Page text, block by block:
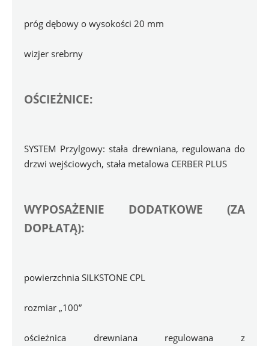
próg dębowy o wysokości 20 mm
wizjer srebrny
OŚCIEŻNICE:
SYSTEM Przylgowy: stała drewniana, regulowana do
drzwi wejściowych, stała metalowa CERBER PLUS
WYPOSAŻENIE DODATKOWE (ZA
DOPŁATĄ):
powierzchnia SILKSTONE CPL
rozmiar „100”
ościeżnica drewniana regulowana z